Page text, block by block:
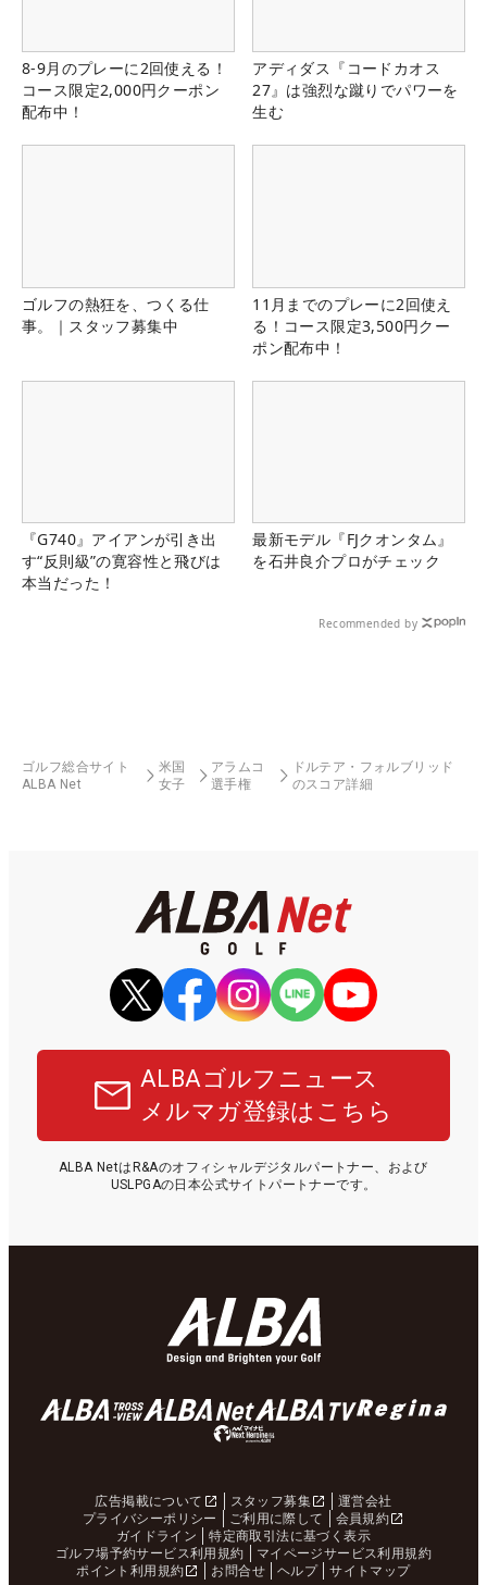
8-9月のプレーに2回使える！
コース限定2,000円クーポン
配布中！
アディダス『コードカオス
27』は強烈な蹴りでパワーを
生む
ゴルフの熱狂を、つくる仕
事。｜スタッフ募集中
11月までのプレーに2回使え
る！コース限定3,500円クー
ポン配布中！
『G740』アイアンが引き出
す“反則級”の寛容性と飛びは
本当だった！
最新モデル『FJクオンタム』
を石井良介プロがチェック
Recommended by
ゴルフ総合サイト
ALBA Net
米国
女子
アラムコ
選手権
ドルテア・フォルブリッド
のスコア詳細
ALBAゴルフニュース
メルマガ登録はこちら
ALBA NetはR&Aのオフィシャルデジタルパートナー、および
USLPGAの日本公式サイトパートナーです。
広告掲載について スタッフ募集
運営会社
プライバシーポリシー
ご利用に際して
会員規約
ガイドライン
特定商取引法に基づく表示
ゴルフ場予約サービス利用規約
マイページサービス利用規約
ポイント利用規約
お問合せ ヘルプ サイトマップ